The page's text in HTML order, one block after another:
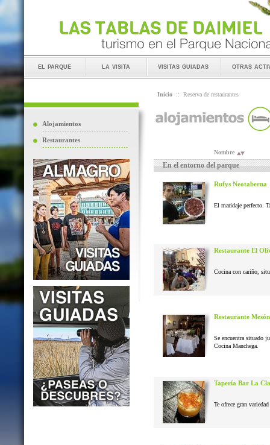
el parque la visita visitas guiadas otras
Alojamientos
Restaurantes
Inicio :: Reserva de restaurantes
Nombre
En el entorno del parque
Rufys Neotaberna
El maridaje perfecto.
Restaurante El
Cocina con cariño,
Restaurante
Se encuentra situado
Cocina Manchega.
Tapería Bar La
Te ofrece gran